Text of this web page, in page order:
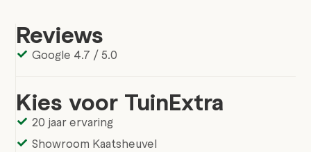
Reviews
Google 4.7 / 5.0
Kies voor TuinExtra
20 jaar ervaring
Showroom Kaatsheuvel